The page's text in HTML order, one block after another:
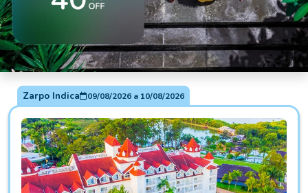
Zarpo Indica 09/08/2026a 10/08/2026